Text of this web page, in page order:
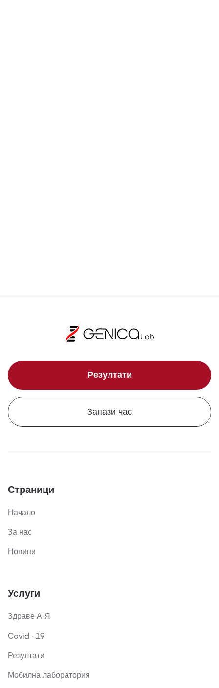
Резултати
Запази час
Страници
Начало
За нас
Новини
Услуги
Здраве А-Я
Covid - 19
Резултати
Мобилна лаборатория